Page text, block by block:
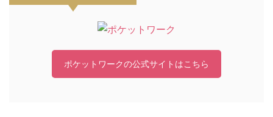
ポケットワークの公式サイトはこちら